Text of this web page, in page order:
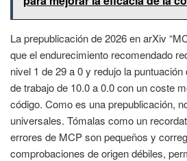
La prepublicación de 2026 en arXiv
que el endurecimiento recomendado
nivel 1 de 29 a 0 y redujo la
de trabajo de 10.0 a 0.0 con un coste
código. Como es una prepublicación,
universales. Tómalas como un
errores de MCP son pequeños y
comprobaciones de origen débiles,